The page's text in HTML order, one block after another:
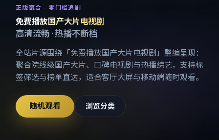
正版聚合 · 零门槛追剧
免费播放国产大片电视剧
高清流畅 · 热播不断档
全站片源围绕「免费播放国产大片电视剧 」整编呈现：
聚合院线级国产大片、口碑电视剧与热播综艺，支持标
签筛选与榜单直达，适合客厅大屏与移动端随时观看。
随机观看 浏览分类